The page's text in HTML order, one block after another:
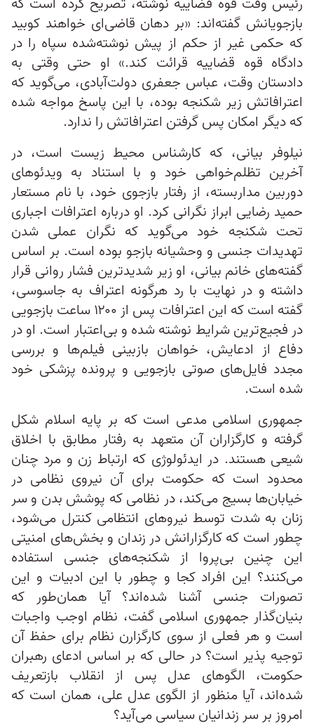
بازجویانش گفته‌اند: «بر دهان قاضی‌ای خواهند کوبید
که حکمی غیر از حکم از پیش نوشته‌شده سپاه را در
دادگاه قوه قضاییه قرائت کند.» او حتی وقتی به
دادستان وقت، عباس جعفری دولت‌آبادی، می‌گوید که
اعترافاتش زیر شکنجه بوده، با این پاسخ مواجه شده
که دیگر امکان پس گرفتن اعترافاتش را ندارد.
نیلوفر بیانی، که کارشناس محیط زیست است، در
آخرین تظلم‌خواهی خود و با استناد به ویدئوهای
دوربین مداربسته، از رفتار بازجوی خود، با نام مستعار
حمید رضایی ابراز نگرانی کرد. او درباره اعترافات اجباری
تحت شکنجه خود می‌گوید که نگران عملی شدن
تهدیدات جنسی و وحشیانه بازجو بوده است. بر اساس
گفته‌های خانم بیانی، او زیر شدیدترین فشار روانی قرار
داشته و در نهایت با رد هرگونه اعتراف به جاسوسی،
گفته است که این اعترافات پس از ۱۲۰۰ ساعت بازجویی
در فجیع‌ترین شرایط نوشته شده و بی‌اعتبار است. او در
دفاع از ادعایش، خواهان بازبینی فیلم‌ها و بررسی
مجدد فایل‌های صوتی بازجویی و پرونده پزشکی خود
شده است.
جمهوری اسلامی مدعی است که بر پایه اسلام شکل
گرفته و کارگزاران آن متعهد به رفتار مطابق با اخلاق
شیعی هستند. در ایدئولوژی که ارتباط زن و مرد چنان
محدود است که حکومت برای آن نیروی نظامی در
خیابان‌ها بسیج می‌کند، در نظامی که پوشش بدن و سر
زنان به شدت توسط نیروهای انتظامی کنترل می‌شود،
چطور است که کارگزارانش در زندان‌ و بخش‌های امنیتی
این چنین بی‌پروا از شکنجه‌های جنسی استفاده
می‌کنند؟ این افراد کجا و چطور با این ادبیات و این
تصورات جنسی آشنا شده‌اند؟ آیا همان‌طور که
بنیان‌گذار جمهوری اسلامی گفت، نظام اوجب واجبات
است و هر فعلی از سوی کارگزارن نظام برای حفظ آن
توجیه پذیر است؟ در حالی که بر اساس ادعای رهبران
حکومت، الگوهای عدل پس از انقلاب بازتعریف
شده‌اند، آیا منظور از الگوی عدل علی، همان است که
امروز بر سر زندانیان سیاسی می‌آید؟